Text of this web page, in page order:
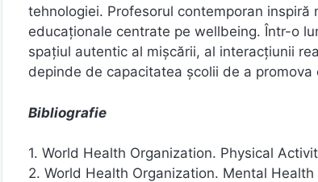
tehnologiei. Profesorul contemporan
educaționale centrate pe wellbeing. Într-o
spațiul autentic al mișcării, al interacțiunii
depinde de capacitatea școlii de a
Bibliografie
1. World Health Organization. Physical
2. World Health Organization. Mental